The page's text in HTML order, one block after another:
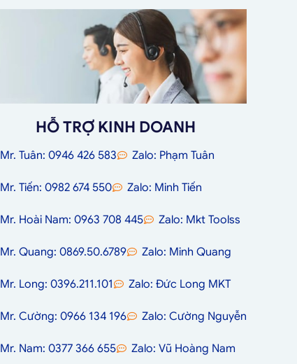
HỖ TRỢ KINH DOANH
Mr. Tuân: 0946 426 583 Zalo: Phạm Tuân
Mr. Tiến: 0982 674 550 Zalo: Minh Tiến
Mr. Hoài Nam: 0963 708 445 Zalo: Mkt Toolss
Mr. Quang: 0869.50.6789 Zalo: Minh Quang
Mr. Long: 0396.211.101 Zalo: Đức Long MKT
Mr. Cường: 0966 134 196 Zalo: Cường Nguyễn
Mr. Nam: 0377 366 655 Zalo: Vũ Hoàng Nam